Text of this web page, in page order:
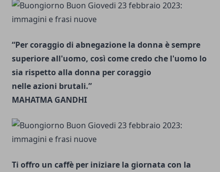
“Per coraggio di abnegazione la donna è sempre
superiore all'uomo, così come credo che l'uomo lo
sia rispetto alla donna per coraggio
nelle azioni brutali.”
MAHATMA GANDHI
Ti offro un caffè per iniziare la giornata con la